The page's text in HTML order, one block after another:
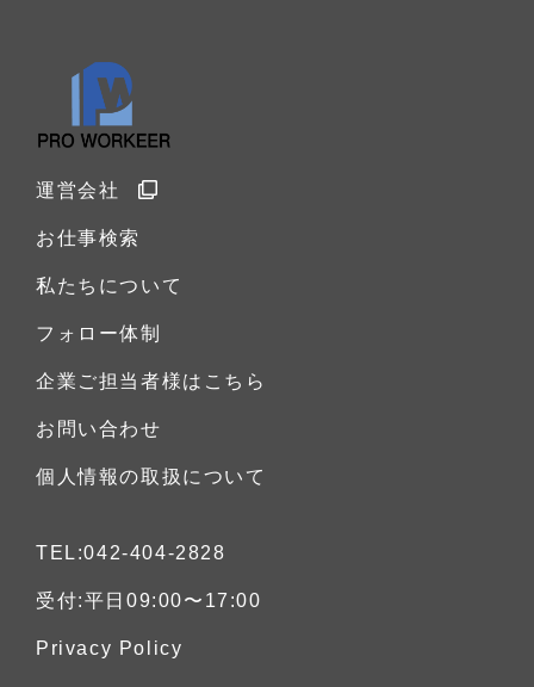
運営会社
お仕事検索
私たちについて
フォロー体制
企業ご担当者様はこちら
お問い合わせ
個人情報の取扱について
TEL:042-404-2828
受付:平日09:00〜17:00
Privacy Policy